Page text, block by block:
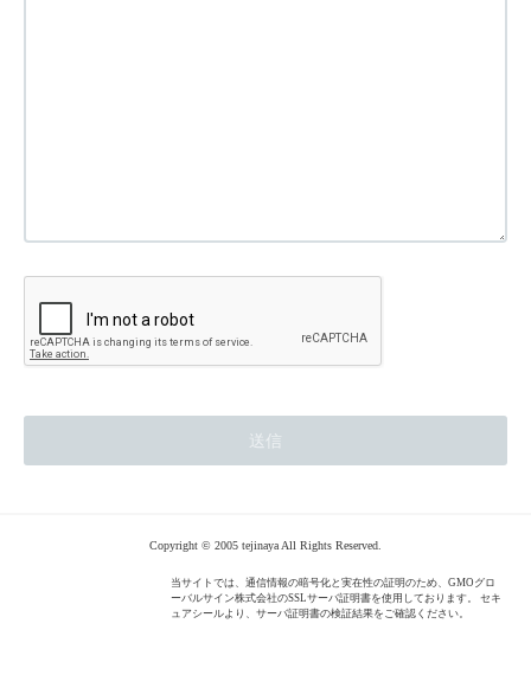
Copyright © 2005 tejinaya All Rights Reserved.
当サイトでは、通信情報の暗号化と実在性の証明のため、GMOグロ
ーバルサイン株式会社のSSLサーバ証明書を使用しております。 セキ
ュアシールより、サーバ証明書の検証結果をご確認ください。